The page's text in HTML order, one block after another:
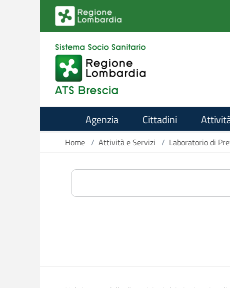
Salta al contenuto principale
Agenzia Cittadini
Home / Attività e Servizi / Laboratorio di